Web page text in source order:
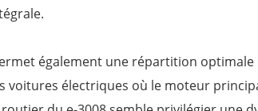
également une répartition optimale
électriques où le moteur